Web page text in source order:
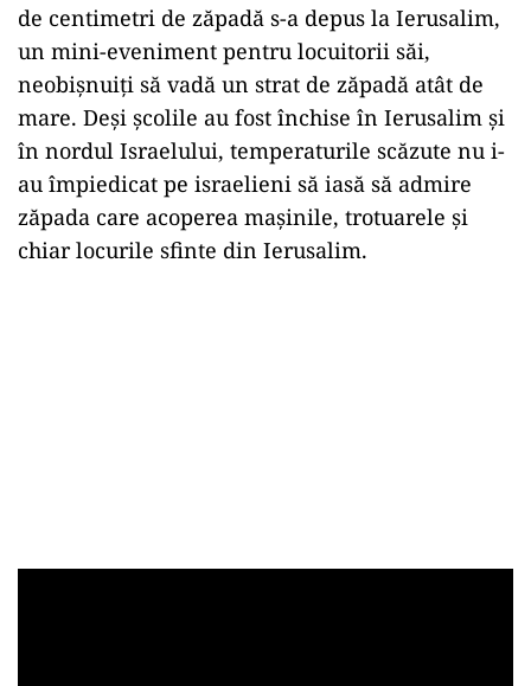
de centimetri de zăpadă s-a depus la Ierusalim,
un mini-eveniment pentru locuitorii săi,
neobişnuiţi să vadă un strat de zăpadă atât de
mare. Deşi şcolile au fost închise în Ierusalim şi
în nordul Israelului, temperaturile scăzute nu i-
au împiedicat pe israelieni să iasă să admire
zăpada care acoperea maşinile, trotuarele şi
chiar locurile sfinte din Ierusalim.